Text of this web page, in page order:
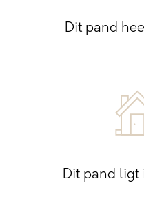
Dit pand
Dit pand ligt